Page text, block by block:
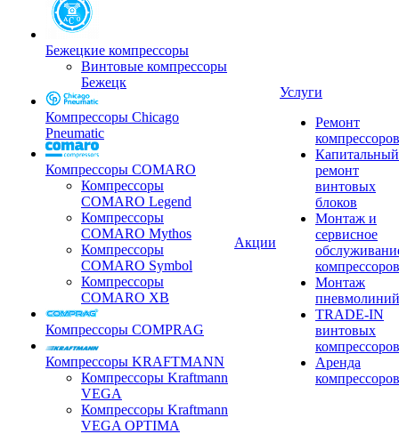
Бежецкие компрессоры
Винтовые компрессоры
Бежецк
Компрессоры Chicago
Pneumatic
Компрессоры COMARO
Компрессоры
COMARO Legend
Компрессоры
COMARO Mythos
Компрессоры
COMARO Symbol
Компрессоры
COMARO XB
Компрессоры COMPRAG
Компрессоры KRAFTMANN
Компрессоры Kraftmann
VEGA
Компрессоры Kraftmann
VEGA OPTIMA
Акции
Услуги
Ремонт
компрессоров
Капитальный
ремонт
винтовых
блоков
Монтаж и
сервисное
компрессоров
Монтаж
пневмолиний
TRADE-IN
винтовых
компрессоров
Аренда
компрессоров